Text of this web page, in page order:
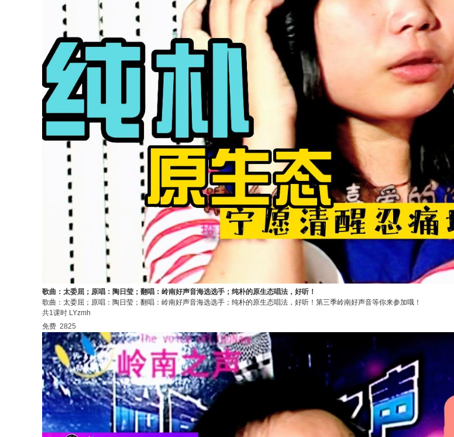
歌曲：太委屈；原唱：陶日莹；翻唱：岭南好声音海选选手；纯朴的原生态唱法，好听！
歌曲：太委屈；原唱：陶日莹；翻唱：岭南好声音海选选手；纯朴的原生态唱法，好听！第三季岭南好声音等你来参加哦！
共1课时 LYzmh
免费 2825